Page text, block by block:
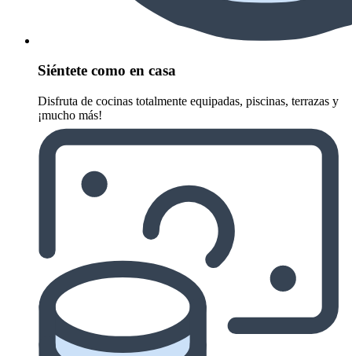
Siéntete como en casa
Disfruta de cocinas totalmente equipadas, piscinas, terrazas y
¡mucho más!